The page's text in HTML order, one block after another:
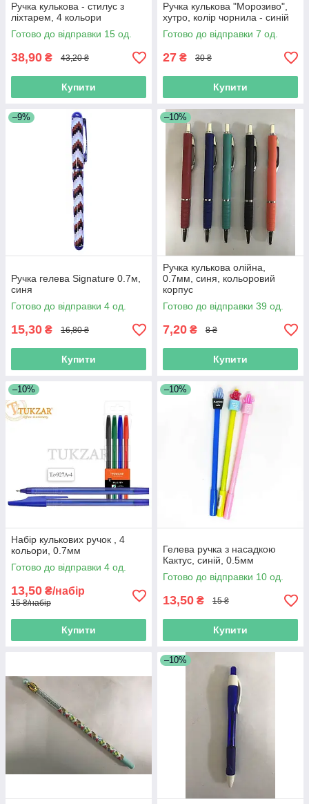
Ручка кулькова - стилус з
ліхтарем, 4 кольори
Готово до відправки 15 од.
38,90 ₴ 43,20 ₴
Купити
Ручка кулькова "Морозиво",
хутро, колір чорнила - синій
Готово до відправки 7 од.
27 ₴ 30 ₴
Купити
–9%
Ручка гелева Signature 0.7м,
синя
Готово до відправки 4 од.
15,30 ₴ 16,80 ₴
Купити
–10%
Ручка кулькова олійна,
0.7мм, синя, кольоровий
корпус
Готово до відправки 39 од.
7,20 ₴ 8 ₴
Купити
–10%
Набір кулькових ручок , 4
кольори, 0.7мм
Готово до відправки 4 од.
13,50 ₴/набір
15 ₴/набір
Купити
–10%
Гелева ручка з насадкою
Кактус, синій, 0.5мм
Готово до відправки 10 од.
13,50 ₴ 15 ₴
Купити
–10%